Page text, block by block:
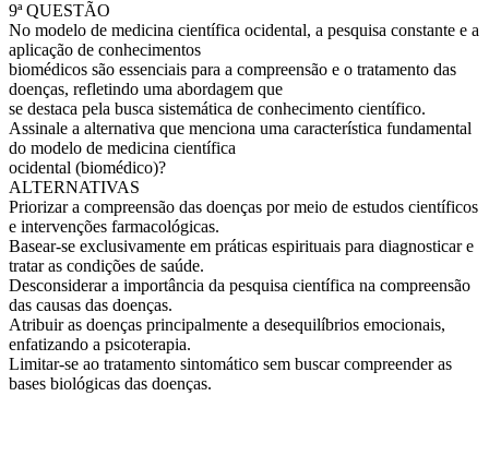
9ª QUESTÃO
No modelo de medicina científica ocidental, a pesquisa constante e a
aplicação de conhecimentos
biomédicos são essenciais para a compreensão e o tratamento das
doenças, refletindo uma abordagem que
se destaca pela busca sistemática de conhecimento científico.
Assinale a alternativa que menciona uma característica fundamental
do modelo de medicina científica
ocidental (biomédico)?
ALTERNATIVAS
Priorizar a compreensão das doenças por meio de estudos científicos
e intervenções farmacológicas.
Basear-se exclusivamente em práticas espirituais para diagnosticar e
tratar as condições de saúde.
Desconsiderar a importância da pesquisa científica na compreensão
das causas das doenças.
Atribuir as doenças principalmente a desequilíbrios emocionais,
enfatizando a psicoterapia.
Limitar-se ao tratamento sintomático sem buscar compreender as
bases biológicas das doenças.